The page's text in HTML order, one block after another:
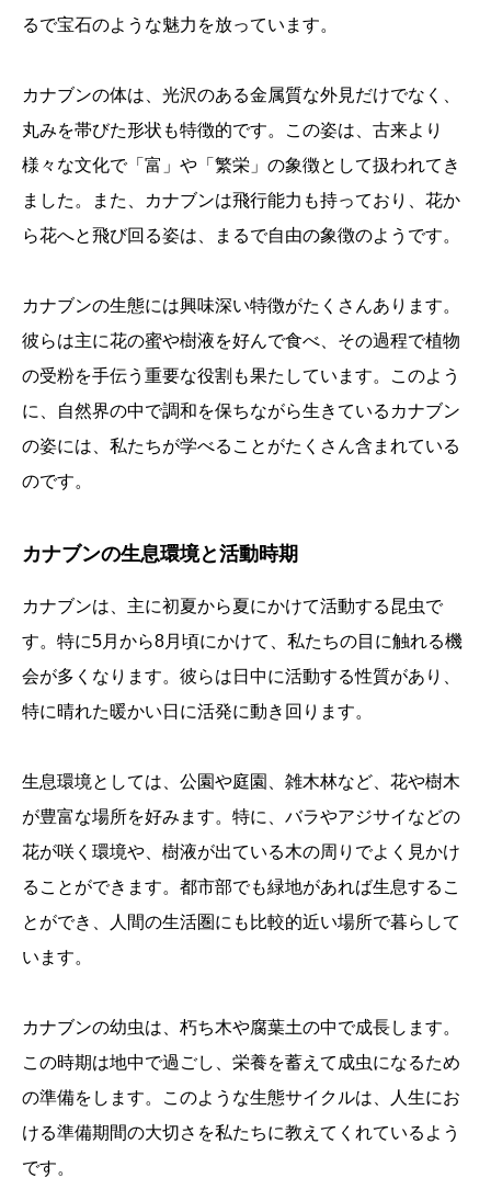
るで宝石のような魅力を放っています。
カナブンの体は、光沢のある金属質な外見だけでなく、
丸みを帯びた形状も特徴的です。この姿は、古来より
様々な文化で「富」や「繁栄」の象徴として扱われてき
ました。また、カナブンは飛行能力も持っており、花か
ら花へと飛び回る姿は、まるで自由の象徴のようです。
カナブンの生態には興味深い特徴がたくさんあります。
彼らは主に花の蜜や樹液を好んで食べ、その過程で植物
の受粉を手伝う重要な役割も果たしています。このよう
に、自然界の中で調和を保ちながら生きているカナブン
の姿には、私たちが学べることがたくさん含まれている
のです。
カナブンの生息環境と活動時期
カナブンは、主に初夏から夏にかけて活動する昆虫で
す。特に5月から8月頃にかけて、私たちの目に触れる機
会が多くなります。彼らは日中に活動する性質があり、
特に晴れた暖かい日に活発に動き回ります。
生息環境としては、公園や庭園、雑木林など、花や樹木
が豊富な場所を好みます。特に、バラやアジサイなどの
花が咲く環境や、樹液が出ている木の周りでよく見かけ
ることができます。都市部でも緑地があれば生息するこ
とができ、人間の生活圏にも比較的近い場所で暮らして
います。
カナブンの幼虫は、朽ち木や腐葉土の中で成長します。
この時期は地中で過ごし、栄養を蓄えて成虫になるため
の準備をします。このような生態サイクルは、人生にお
ける準備期間の大切さを私たちに教えてくれているよう
です。